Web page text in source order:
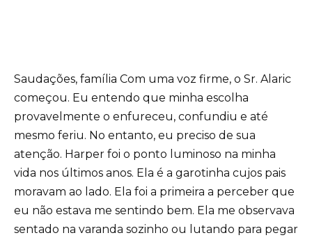
Saudações, família Com uma voz firme, o Sr. Alaric
começou. Eu entendo que minha escolha
provavelmente o enfureceu, confundiu e até
mesmo feriu. No entanto, eu preciso de sua
atenção. Harper foi o ponto luminoso na minha
vida nos últimos anos. Ela é a garotinha cujos pais
moravam ao lado. Ela foi a primeira a perceber que
eu não estava me sentindo bem. Ela me observava
sentado na varanda sozinho ou lutando para pegar